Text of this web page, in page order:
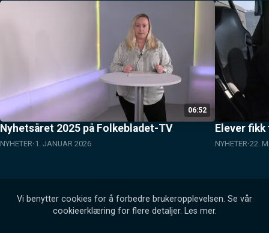
06:52
Nyhetsåret 2025 på Folkebladet-TV
NYHETER 1. JANUAR 2026
Elever
NYHETER 22.
Vi benytter cookies for å forbedre brukeropplevelsen. Se vår
cookieerklæring for flere detaljer. Les mer.